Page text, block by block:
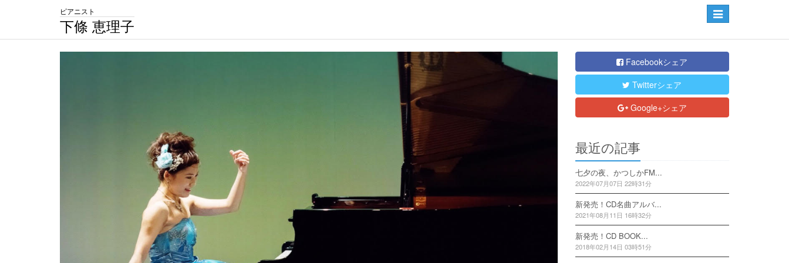
ピアニスト
下條 恵理子
Toggle
navigation
Facebookシェア
Twitterシェア
Google+シェア
最近の記事
七夕の夜、かつしかFM...
2022年07月07日 22時31分
新発売！CD名曲アルバ...
2021年08月11日 16時32分
新発売！CD BOOK...
2018年02月14日 03時51分